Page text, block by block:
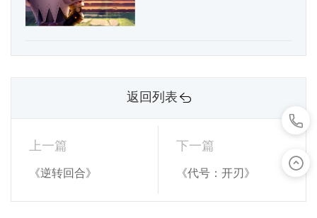
返回列表
上一篇
《逆转回合》
下一篇
《代号：开刃》